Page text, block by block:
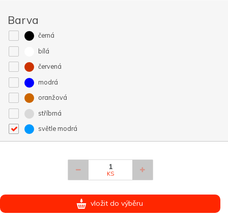
Barva
černá
bílá
červená
modrá
oranžová
stříbrná
světle modrá
KS
vložit do výběru